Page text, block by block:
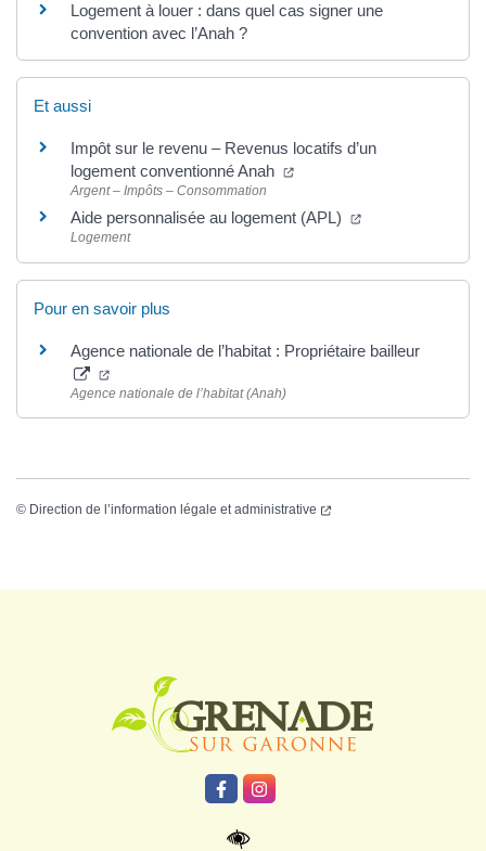
Logement à louer : dans quel cas signer une
convention avec l’Anah ?
Et aussi
Impôt sur le revenu – Revenus locatifs d’un
logement conventionné Anah
Argent – Impôts – Consommation
Aide personnalisée au logement (APL)
Logement
Pour en savoir plus
Agence nationale de l’habitat : Propriétaire bailleur
Agence nationale de l’habitat (Anah)
© Direction de l’information légale et administrative
Lien vers le compte Facebook
Lien vers le compte